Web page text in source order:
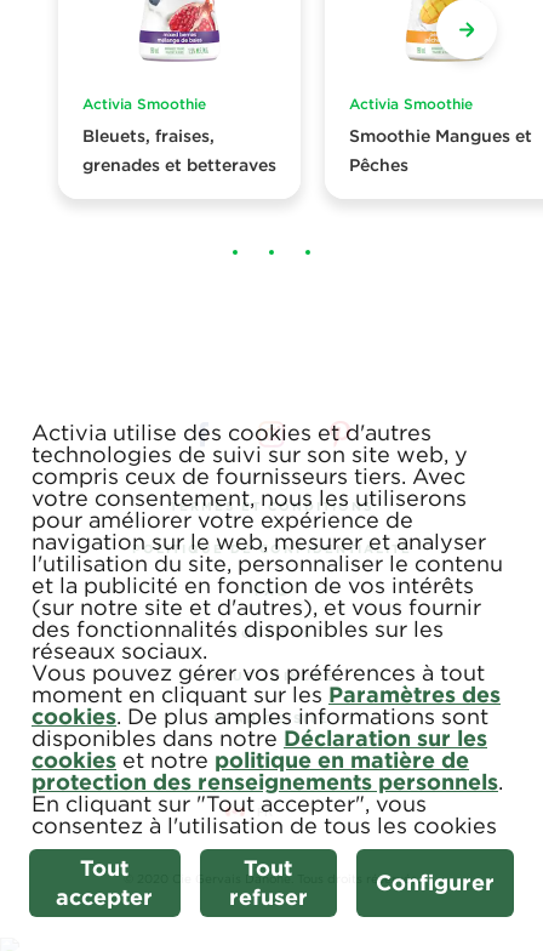
Activia Smoothie
Bleuets, fraises,
grenades et betteraves
Activia Smoothie
Smoothie Mangues et
Pêches
TERMES ET CONDITIONS
POLITIQUE DE CONFIDENTIALITÉ
FAQ
COUPONS
NOUS JOINDRE
PLAN DE SITE
© 2020 Cie Gervais Danone. Tous droits réservés.
Activia utilise des cookies et d'autres
technologies de suivi sur son site web, y
compris ceux de fournisseurs tiers. Avec
votre consentement, nous les utiliserons
pour améliorer votre expérience de
navigation sur le web, mesurer et analyser
l'utilisation du site, personnaliser le contenu
et la publicité en fonction de vos intérêts
(sur notre site et d'autres), et vous fournir
des fonctionnalités disponibles sur les
réseaux sociaux.
Vous pouvez gérer vos préférences à tout
moment en cliquant sur les Paramètres des
cookies. De plus amples informations sont
disponibles dans notre Déclaration sur les
cookies et notre politique en matière de
protection des renseignements personnels.
En cliquant sur "Tout accepter", vous
consentez à l'utilisation de tous les cookies
Tout
accepter
Tout
refuser
Configurer